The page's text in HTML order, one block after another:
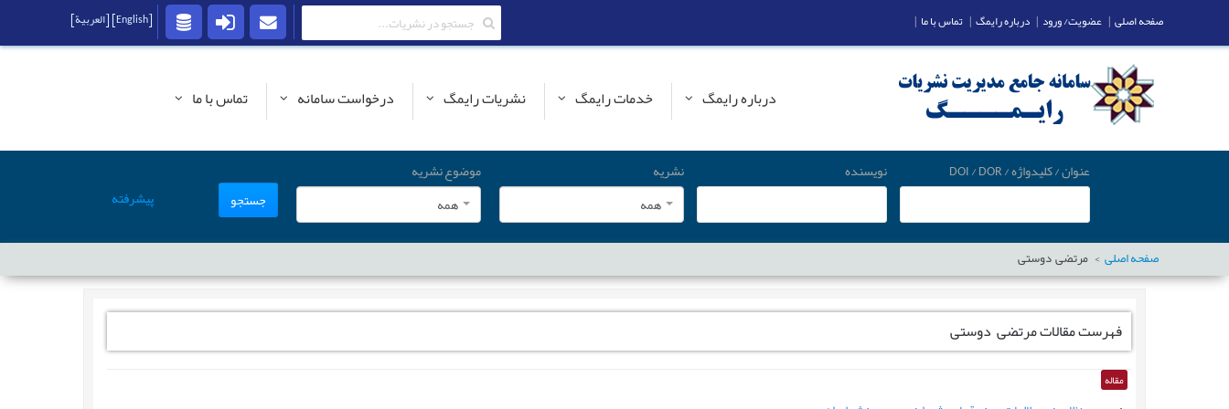
درباره رایمگ خدمات رایمگ نشریات رایمگ درخواست سامانه تماس با ما
عنوان / کلیدواژه / DOI / DOR نویسنده
نشریه
همه
موضوع نشریه
همه
جستجو پیشرفته
صفحه اصلی مرتضی دوستی
فهرست مقالاتمرتضی دوستی
مقاله
صفحه اصلی | عضویت/ ورود | درباره رایمگ | تماس با ما |
[English] [العربية]